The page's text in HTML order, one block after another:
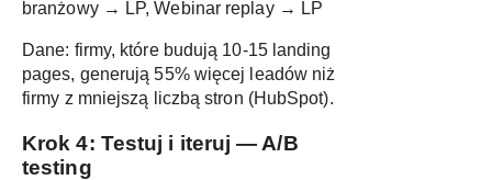
branżowy → LP, Webinar replay → LP
Dane: firmy, które budują 10-15 landing
pages, generują 55% więcej leadów niż
firmy z mniejszą liczbą stron (HubSpot).
Krok 4: Testuj i iteruj — A/B
testing